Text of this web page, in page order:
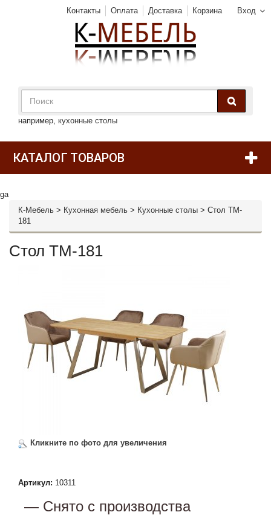
Вход
Контакты Оплата Доставка Корзина
например, кухонные столы
КАТАЛОГ ТОВАРОВ
ga
К-Мебель > Кухонная мебель > Кухонные столы > Стол TM-
181
Стол TM-181
Кликните по фото для увеличения
Артикул: 10311
— Снято с производства